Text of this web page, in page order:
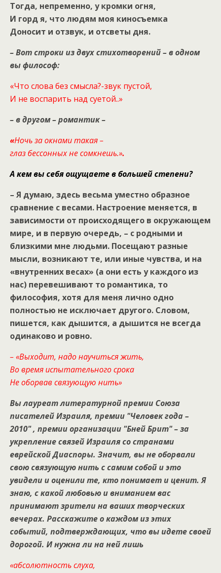
Тогда, непременно, у кромки огня,
И горд я, что людям моя киносъемка
Доносит и отзвук, и отсветы дня.
– Вот строки из двух стихотворений – в одном
вы философ:
«Что слова без смысла?-звук пустой,
И не воспарить над суетой..»
–в другом – романтик –
«Ночь за окнами такая –
глаз бессонных не сомкнешь.».
А кем вы себя ощущаете в большей степени?
– Я думаю, здесь весьма уместно образное
сравнение с весами. Настроение меняется, в
зависимости от происходящего в окружающем
мире, и в первую очередь, – с родными и
близкими мне людьми. Посещают разные
мысли, возникают те, или иные чувства, и на
«внутренних весах» (а они есть у каждого из
нас) перевешивают то романтика, то
философия, хотя для меня лично одно
полностью не исключает другого. Словом,
пишется, как дышится, а дышится не всегда
одинаково и ровно.
– «Выходит, надо научиться жить,
Во время испытательного срока
Не оборвав связующую нить»
Вылауреат литературной премии Союза
писателей Израиля, премии "Человек года –
2010" , премии организации "Бней Брит" – за
укрепление связей Израиля со странами
еврейской Диаспоры. Значит, вы не оборвали
свою связующую нить с самим собой и это
увидели и оценили те, кто понимает и ценит. Я
знаю, с какой любовью и вниманием вас
принимают зрители на ваших творческих
вечерах. Расскажите о каждом из этих
событий, подтверждающих, что вы идете своей
дорогой. И нужна ли на ней лишь
«абсолютность слуха,